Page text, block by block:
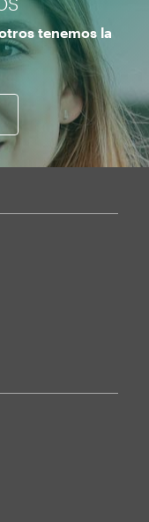
tenemos la